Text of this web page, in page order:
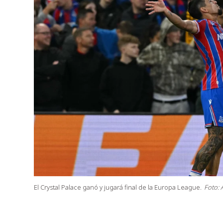
El Crystal Palace ganó y jugará final de la Europa League. Foto: